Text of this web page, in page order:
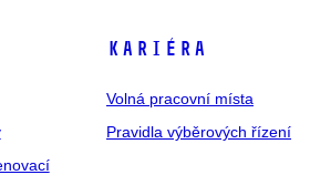
Kariéra
Volná pracovní místa
Pravidla výběrových řízení